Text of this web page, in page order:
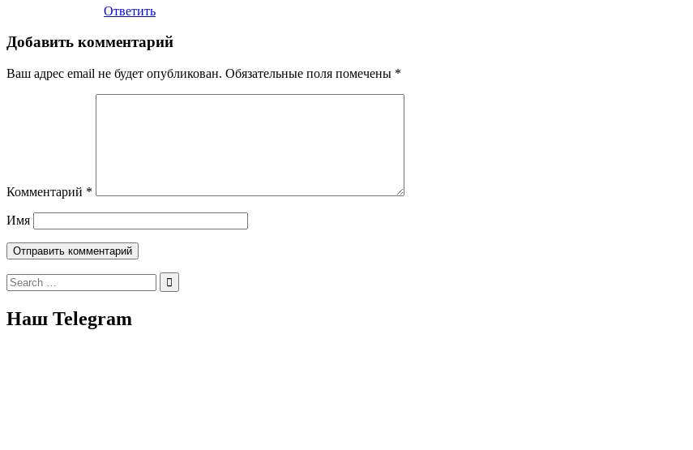
Ответить
Добавить комментарий
Ваш адрес email не будет опубликован. Обязательные поля помечены *
Комментарий *
Имя
Search
for:
Наш Telegram